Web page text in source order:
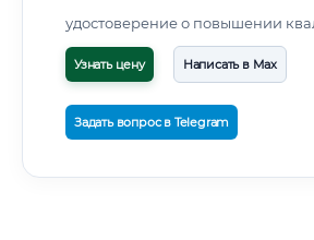
удостоверение о повышении
Узнать цену Написать в Max
Задать вопрос в Telegram